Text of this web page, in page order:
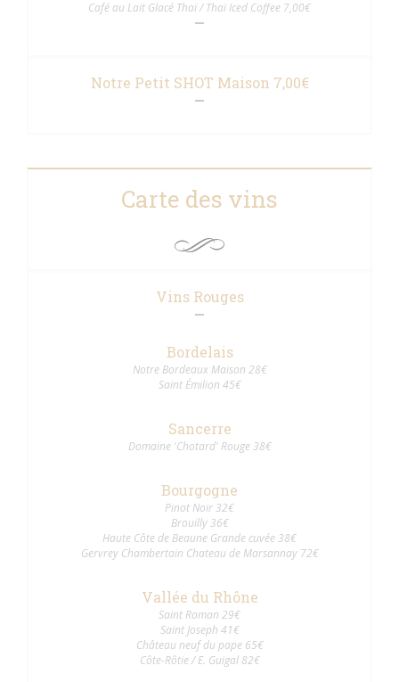
Café au Lait Glacé Thaï / Thaï Iced Coffee 7,00€
Notre Petit SHOT Maison 7,00€
Carte des vins
Vins Rouges
Bordelais
Notre Bordeaux Maison 28€
Saint Émilion 45€
Sancerre
Domaine 'Chotard' Rouge 38€
Bourgogne
Pinot Noir 32€
Brouilly 36€
Haute Côte de Beaune Grande cuvée 38€
Gervrey Chambertain Chateau de Marsannay 72€
Vallée du Rhône
Saint Roman 29€
Saint Joseph 41€
Château neuf du pape 65€
Côte-Rôtie / E. Guigal 82€